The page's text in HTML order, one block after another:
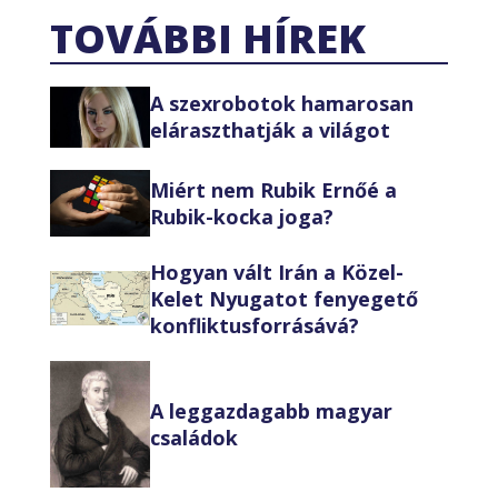
TOVÁBBI HÍREK
A szexrobotok hamarosan
eláraszthatják a világot
Miért nem Rubik Ernőé a
Rubik-kocka joga?
Hogyan vált Irán a Közel-
Kelet Nyugatot fenyegető
konfliktusforrásává?
A leggazdagabb magyar
családok